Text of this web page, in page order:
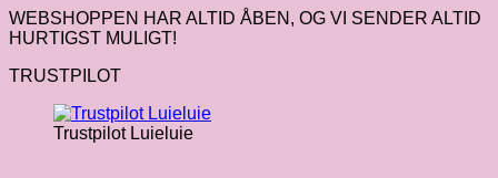
WEBSHOPPEN HAR ALTID ÅBEN, OG VI SENDER ALTID
HURTIGST MULIGT!
TRUSTPILOT
Trustpilot Luieluie